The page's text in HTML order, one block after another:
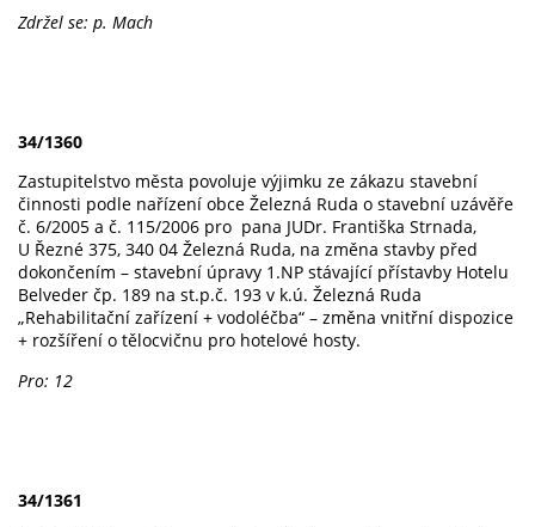
Zdržel se: p. Mach
34/1360
Zastupitelstvo města povoluje výjimku ze zákazu stavební
činnosti podle nařízení obce Železná Ruda o stavební uzávěře
č. 6/2005 a č. 115/2006 pro pana JUDr. Františka Strnada,
U Řezné 375, 340 04 Železná Ruda, na změna stavby před
dokončením – stavební úpravy 1.NP stávající přístavby Hotelu
Belveder čp. 189 na st.p.č. 193 v k.ú. Železná Ruda
„Rehabilitační zařízení + vodoléčba“ – změna vnitřní dispozice
+ rozšíření o tělocvičnu pro hotelové hosty.
Pro: 12
34/1361